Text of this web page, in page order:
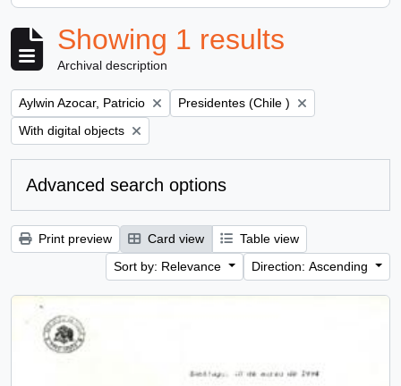
Showing 1 results
Archival description
Remove filter:
Aylwin Azocar, Patricio Remove filter:
Presidentes (Chile )
Remove filter:
With digital objects
Advanced search options
Print preview Card view
Table view
Sort by: Relevance
Direction: Ascending